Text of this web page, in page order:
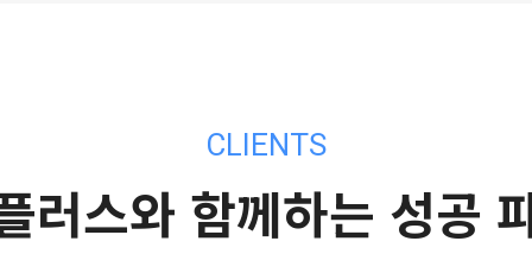
CLIENTS
러스와 함께하는 성공